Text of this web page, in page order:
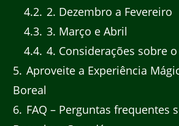
4.2 2. Dezembro a Fevereiro
4.3 3. Março e Abril
4.4 4. Considerações sobre
5 Aproveite a Experiência
Boreal
6 FAQ – Perguntas frequentes